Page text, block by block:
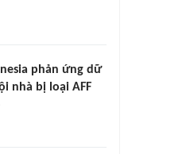
phản ứng dữ
nhà bị loại AFF